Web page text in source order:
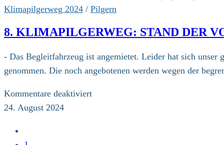
Klimapilgerweg 2024 / Pilgern
8. KLIMAPILGERWEG: STAND DER
- Das Begleitfahrzeug ist angemietet. Leider hat sich
genommen. Die noch angebotenen werden wegen der
Kommentare deaktiviertfür
24. August 2024